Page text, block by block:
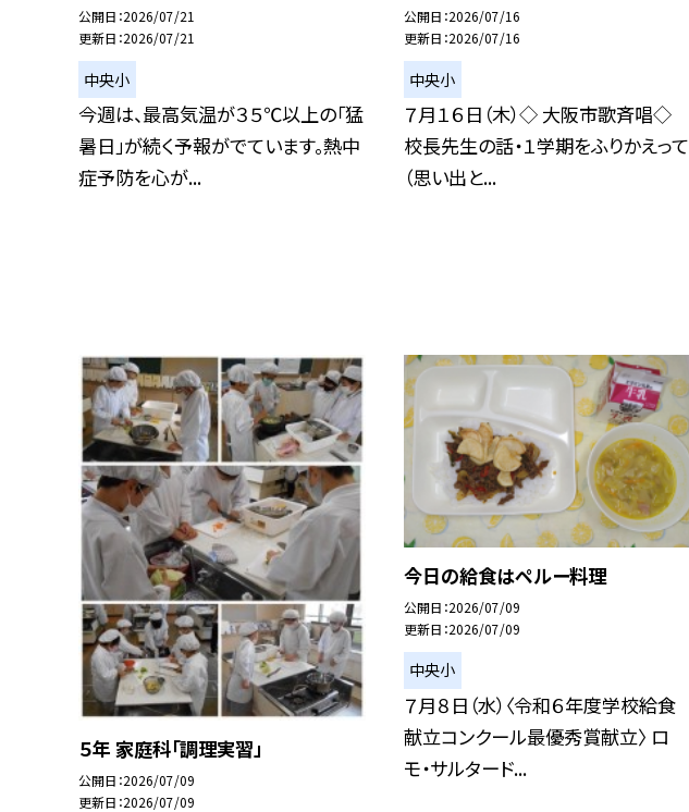
公開日 2026/07/21
更新日 2026/07/21
中央小
今週は、最高気温が３５℃以上の「猛
暑日」が続く予報がでています。熱中
症予防を心が...
公開日 2026/07/16
更新日 2026/07/16
中央小
７月１６日（木）◇ 大阪市歌斉唱◇
校長先生の話・１学期をふりかえって
（思い出と...
５年 家庭科「調理実習」
公開日 2026/07/09
更新日 2026/07/09
今日の給食はペルー料理
公開日 2026/07/09
更新日 2026/07/09
中央小
７月８日（水）〈令和６年度学校給食
献立コンクール最優秀賞献立〉 ロ
モ・サルタード...